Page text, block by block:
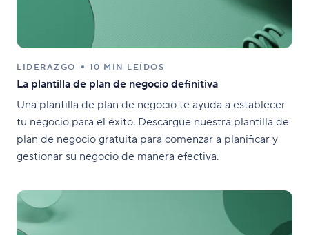
LIDERAZGO 10 MIN LEÍDOS
La plantilla de plan de negocio definitiva
Una plantilla de plan de negocio te ayuda a establecer
tu negocio para el éxito. Descargue nuestra plantilla de
plan de negocio gratuita para comenzar a planificar y
gestionar su negocio de manera efectiva.